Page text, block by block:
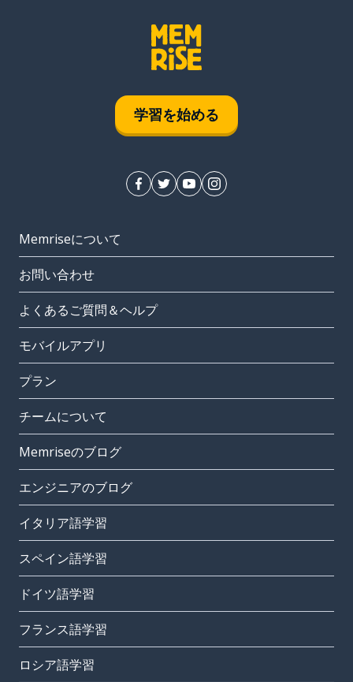
学習を始める
Memriseについて
お問い合わせ
よくあるご質問＆ヘルプ
モバイルアプリ
プラン
チームについて
Memriseのブログ
エンジニアのブログ
イタリア語学習
スペイン語学習
ドイツ語学習
フランス語学習
ロシア語学習